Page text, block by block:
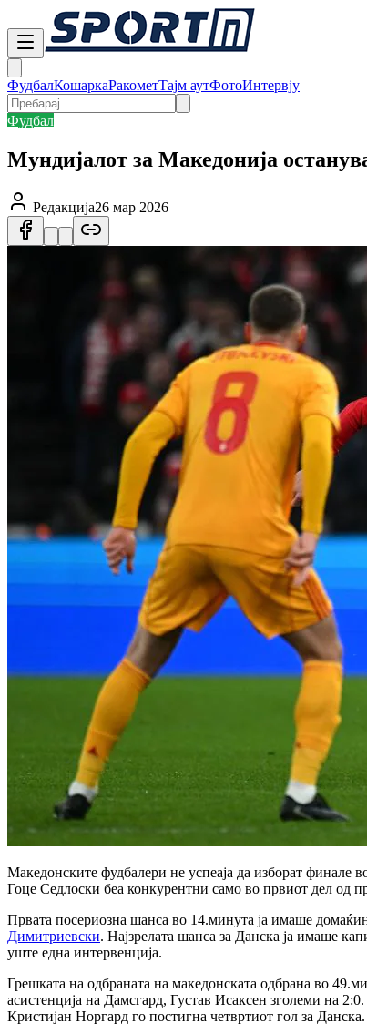
ФудбалКошаркаРакометТајм аутФотоИнтервју
Фудбал
Мундијалот за Македонија
Редакција26 мар 2026
Македонските фудбалери не успеаја да изборат финале
Гоце Седлоски беа конкурентни само во првиот дел од
Првата посериозна шанса во 14.минута ја имаше
Димитриевски. Најзрелата шанса за Данска ја имаше
уште една интервенција.
Грешката на одбраната на македонската одбрана во
асистенција на Дамсгард, Густав Исаксен зголеми на
Кристијан Норгард го постигна четвртиот гол за Данска.